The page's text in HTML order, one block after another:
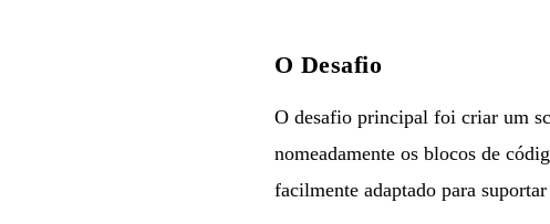
O Desafio
O desafio principal foi criar um
nomeadamente os blocos de
facilmente adaptado para